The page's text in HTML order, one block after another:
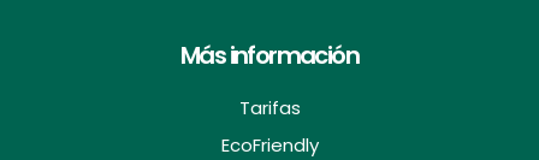
Más información
Tarifas
EcoFriendly